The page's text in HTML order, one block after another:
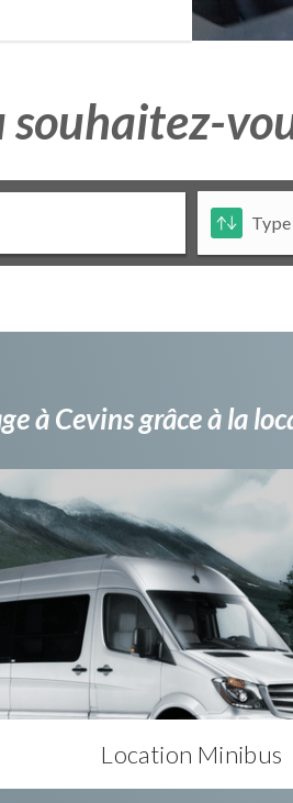
souhaitez-
à Cevins grâce à la
Location Minibus